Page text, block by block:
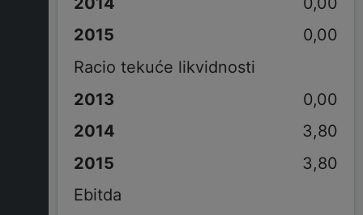
0,00
Racio tekuće likvidnosti
0,00
3,80
3,80
Ebitda